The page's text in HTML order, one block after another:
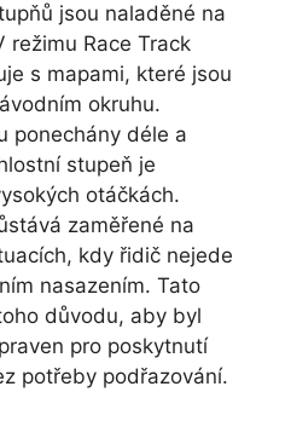
jsou naladěné na
režimu Race Track
s mapami, které jsou
okruhu.
ponechány déle a
stupeň je
otáčkách.
zaměřené na
kdy řidič nejede
nasazením. Tato
důvodu, aby byl
pro poskytnutí
potřeby podřazování.